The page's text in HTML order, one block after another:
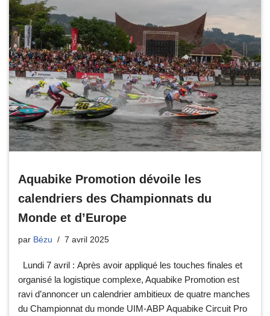
Aquabike Promotion dévoile les
calendriers des Championnats du
Monde et d’Europe
par Bézu 7 avril 2025
Lundi 7 avril : Après avoir appliqué les touches finales et
organisé la logistique complexe, Aquabike Promotion est
ravi d’annoncer un calendrier ambitieux de quatre manches
du Championnat du monde UIM-ABP Aquabike Circuit Pro